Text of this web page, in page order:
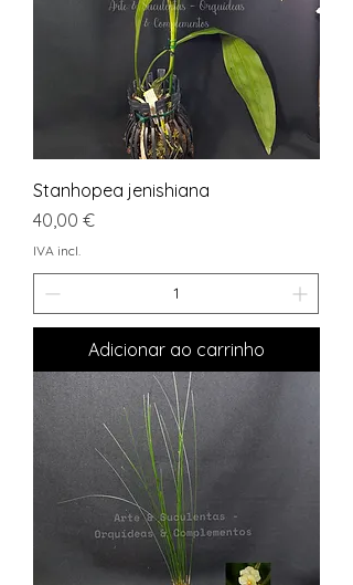
Stanhopea jenishiana
Preço
40,00 €
IVA incl.
Adicionar ao carrinho